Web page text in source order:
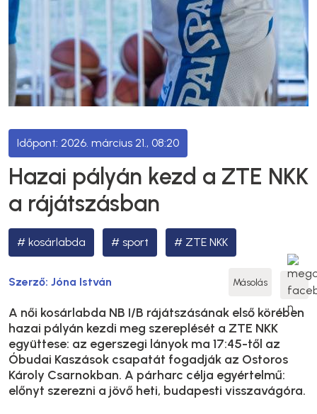
2026. március 21., 08:20
Hazai pályán kezd a ZTE NKK
a rájátszásban
kosárlabda sport ZTE NKK
Szerző: Jóna István Másolás
A női kosárlabda NB I/B rájátszásának első körében
hazai pályán kezdi meg szereplését a ZTE NKK
együttese: az egerszegi lányok ma 17:45-től az
Óbudai Kaszások csapatát fogadják az Ostoros
Károly Csarnokban. A párharc célja egyértelmű:
előnyt szerezni a jövő heti, budapesti visszavágóra.